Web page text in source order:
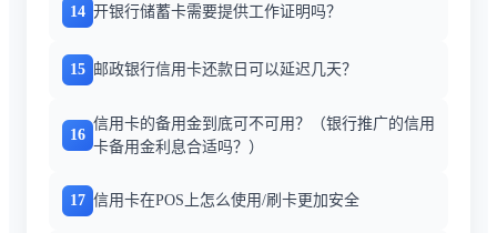
14 开银行储蓄卡需要提供工作证明吗？
15 邮政银行信用卡还款日可以延迟几天？
16
信用卡的备用金到底可不可用？（银行推广的信用
卡备用金利息合适吗？）
17 信用卡在POS上怎么使用/刷卡更加安全